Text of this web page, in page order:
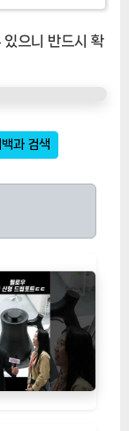
으니 반드시 확
과 검색